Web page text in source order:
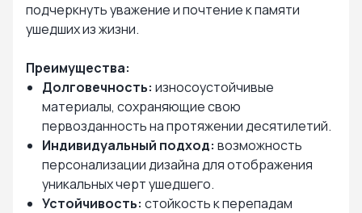
подчеркнуть уважение и почтение к памяти
ушедших из жизни.
Преимущества:
Долговечность: износоустойчивые
материалы, сохраняющие свою
первозданность на протяжении десятилетий.
Индивидуальный подход: возможность
персонализации дизайна для отображения
уникальных черт ушедшего.
Устойчивость: стойкость к перепадам